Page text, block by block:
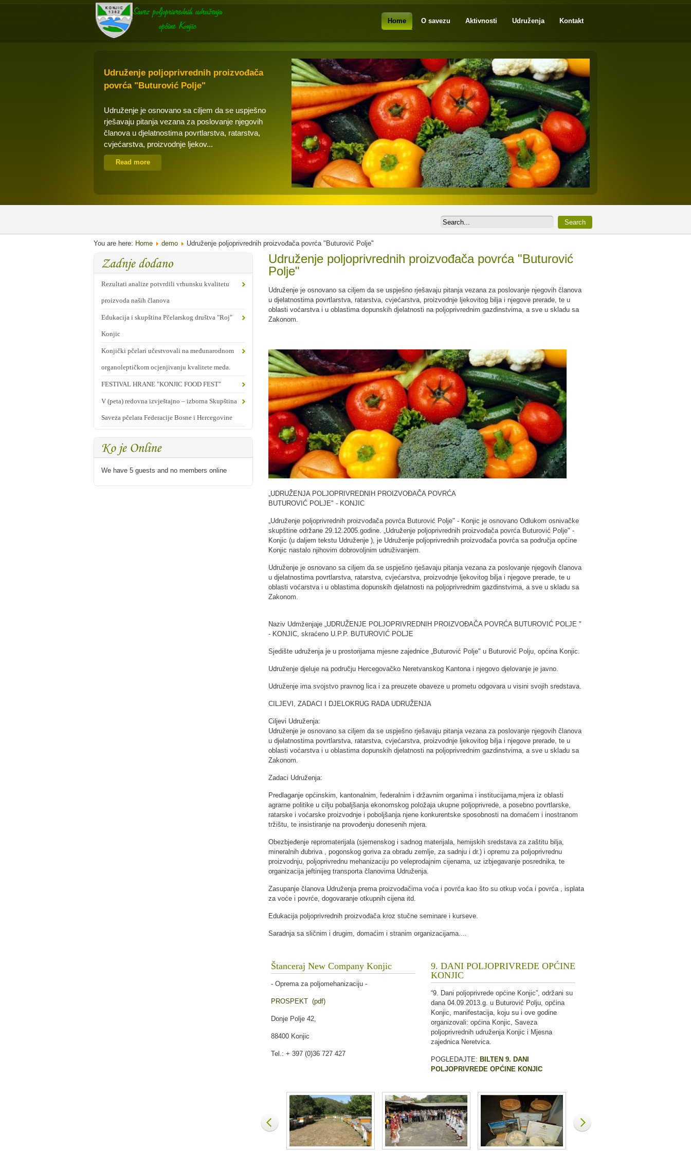
Home O savezu Aktivnosti Udruženja Kontakt
Udruženje poljoprivrednih proizvođača
povrća "Buturović Polje"
Udruženje je osnovano sa ciljem da se uspješno
rješavaju pitanja vezana za poslovanje njegovih
članova u djelatnostima povrtlarstva, ratarstva,
cvjećarstva, proizvodnje ljekov...
Read more
You are here: Home demo Udruženje poljoprivrednih proizvođača povrća "Buturović Polje"
Rezultati analize potvrdili vrhunsku kvalitetu
proizvoda naših članova
Edukacija i skupština Pčelarskog društva "Roj"
Konjic
Konjički pčelari učestvovali na međunarodnom
organoleptičkom ocjenjivanju kvalitete meda.
FESTIVAL HRANE "KONJIC FOOD FEST"
V (peta) redovna izvještajno – izborna Skupština
Saveza pčelara Federacije Bosne i Hercegovine
We have 5 guests and no members online
Udruženje poljoprivrednih proizvođača povrća "Buturović
Polje"
Udruženje je osnovano sa ciljem da se uspješno rješavaju pitanja vezana za poslovanje njegovih članova
u djelatnostima povrtlarstva, ratarstva, cvjećarstva, proizvodnje ljekovitog bilja i njegove prerade, te u
oblasti voćarstva i u oblastima dopunskih djelatnosti na poljoprivrednim gazdinstvima, a sve u skladu sa
Zakonom.
„UDRUŽENJA POLJOPRIVREDNIH PROIZVOĐAČA POVRĆA
BUTUROVIĆ POLJE" - KONJIC
„Udruženje poljoprivrednih proizvođača povrća Buturović Polje" - Konjic je osnovano Odlukom osnivačke
skupštine održane 29.12.2005.godine. „Udruženje poljoprivrednih proizvođača povrća Buturović Polje" -
Konjic (u daljem tekstu Udruženje ), je Udruženje poljoprivrednih proizvođača povrća sa područja općine
Konjic nastalo njihovim dobrovoljnim udruživanjem.
Udruženje je osnovano sa ciljem da se uspješno rješavaju pitanja vezana za poslovanje njegovih članova
u djelatnostima povrtlarstva, ratarstva, cvjećarstva, proizvodnje ljekovitog bilja i njegove prerade, te u
oblasti voćarstva i u oblastima dopunskih djelatnosti na poljoprivrednim gazdinstvima, a sve u skladu sa
Zakonom.
Naziv Udmženjaje „UDRUŽENJE POLJOPRIVREDNIH PROIZVOĐAČA POVRĆA BUTUROVIĆ POLJE "
- KONJIC, skraćeno U.P.P. BUTUROVIĆ POLJE
Sjedište udruženja je u prostorijama mjesne zajednice „Buturović Polje" u Buturović Polju, općina Konjic.
Udruženje djeluje na području Hercegovačko Neretvanskog Kantona i njegovo djelovanje je javno.
Udruženje ima svojstvo pravnog lica i za preuzete obaveze u prometu odgovara u visini svojih sredstava.
CILJEVI, ZADACI I DJELOKRUG RADA UDRUŽENJA
Ciljevi Udruženja:
Udruženje je osnovano sa ciljem da se uspješno rješavaju pitanja vezana za poslovanje njegovih članova
u djelatnostima povrtlarstva, ratarstva, cvjećarstva, proizvodnje ljekovitog bilja i njegove prerade, te u
oblasti voćarstva i u oblastima dopunskih djelatnosti na poljoprivrednim gazdinstvima, a sve u skladu sa
Zakonom.
Zadaci Udruženja:
Predlaganje općinskim, kantonalnim, federalnim i državnim organima i institucijama,mjera iz oblasti
agrarne politike u cilju pobaljšanja ekonomskog položaja ukupne poljoprivrede, a posebno povrtlarske,
ratarske i voćarske proizvodnje i poboljšanja njene konkurentske sposobnosti na domaćem i inostranom
tržištu, te insistiranje na provođenju donesenih mjera.
Obezbjeđenje repromaterijala (sjemenskog i sadnog materijala, hemijskih sredstava za zaštitu bilja,
mineralnih đubriva , pogonskog goriva za obradu zemlje, za sadnju i dr.) i opremu za poljoprivrednu
proizvodnju, poljoprivrednu mehanizaciju po veleprodajnim cijenama, uz izbjegavanje posrednika, te
organizacija jeftinijeg transporta članovima Udruženja.
Zasupanje članova Udruženja prema proizvođačima voća i povrća kao što su otkup voća i povrća , isplata
za voće i povrće, dogovaranje otkupnih cijena itd.
Edukacija poljoprivrednih proizvođača kroz stučne seminare i kurseve.
Saradnja sa sličnim i drugim, domaćim i stranim organizacijama....
Štanceraj New Company Konjic
- Oprema za poljomehanizaciju -
PROSPEKT (pdf)
Donje Polje 42,
88400 Konjic
Tel.: + 397 (0)36 727 427
9. DANI POLJOPRIVREDE OPĆINE
KONJIC
“9. Dani poljoprivrede općine Konjic”, održani su
dana 04.09.2013.g. u Buturović Polju, općina
Konjic, manifestacija, koju su i ove godine
organizovali: općina Konjic, Saveza
poljoprivrednih udruženja Konjic i Mjesna
zajednica Neretvica.
POGLEDAJTE: BILTEN 9. DANI
POLJOPRIVREDE OPĆINE KONJIC